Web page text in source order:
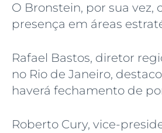
O Bronstein, por sua vez,
presença em áreas
Rafael Bastos, diretor
no Rio de Janeiro,
haverá fechamento de
Roberto Cury, vice-